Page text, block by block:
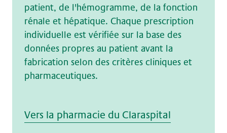
patient, de l'hémogramme, de la fonction
rénale et hépatique. Chaque prescription
individuelle est vérifiée sur la base des
données propres au patient avant la
fabrication selon des critères cliniques et
pharmaceutiques.
Vers la pharmacie du Claraspital